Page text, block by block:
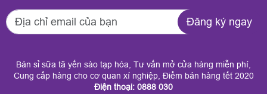
doanh nghiệp có thể
chi phí mong muốn
mà vẫn đảm bảo tính
quận 9 quà Tết trọn
tận nơi. Tại đây, quý
khách dễ dàng chọn
Đăng ký ngay
Bán sỉ sữa tã yến sào tạp hóa, Tư vấn mở cửa hàng miễn phí,
Cung cấp hàng cho cơ quan xí nghiệp, Điểm bán hàng tết 2020
Điện thoại: 0888 030